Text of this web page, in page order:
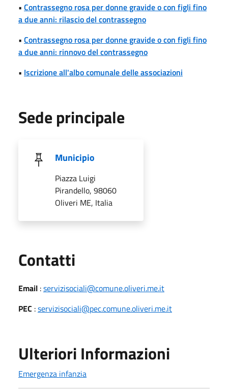
• Contrassegno rosa per donne gravide o con figli fino
a due anni: rilascio del contrassegno
• Contrassegno rosa per donne gravide o con figli fino
a due anni: rinnovo del contrassegno
• Iscrizione all'albo comunale delle associazioni
Sede principale
Municipio
Piazza Luigi
Pirandello, 98060
Oliveri ME, Italia
Contatti
Email :servizisociali@comune.oliveri.me.it
PEC :servizisociali@pec.comune.oliveri.me.it
Ulteriori Informazioni
Emergenza infanzia